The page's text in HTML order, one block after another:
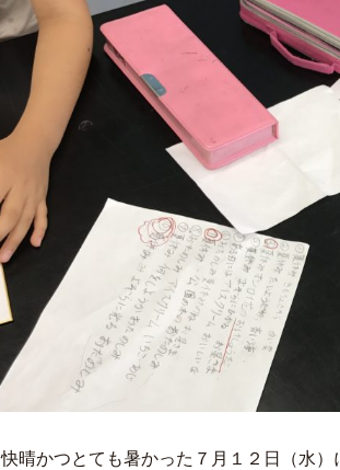
快晴かつとても暑かった７月１２日（水